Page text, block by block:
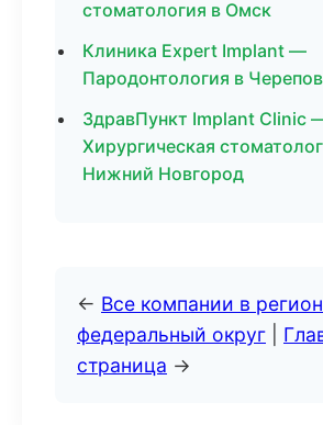
стоматология в Омск
Клиника Expert Implant —
Пародонтология в
ЗдравПункт Implant Clinic
Хирургическая
Нижний Новгород
← Все компании в
федеральный округ
страница →